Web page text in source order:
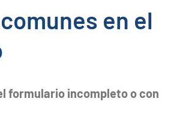
en el
formulario incompleto o con